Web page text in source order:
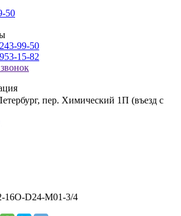
50
99-50
15-82
пер. Химический 1П (въезд с
16O-D24-M01-3/4